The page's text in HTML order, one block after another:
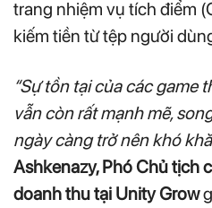
trang nhiệm vụ tích điểm
kiếm tiền từ tệp người
“Sự tồn tại của các game
vẫn còn rất mạnh mẽ,
ngày càng trở nên khó
Ashkenazy, Phó Chủ tịch
doanh thu tại Unity Grow